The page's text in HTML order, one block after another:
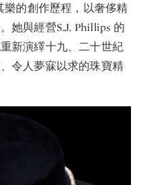
樂的創作歷程，以奢侈精
她與經營S.J. Phillips 的
新演繹十九、二十世紀
令人夢寐以求的珠寶精